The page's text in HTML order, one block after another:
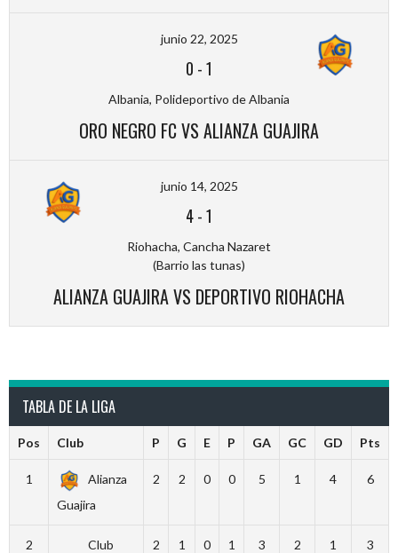
junio 22, 2025
0 -1
Albania, Polideportivo de Albania
ORO NEGRO FC VS ALIANZA GUAJIRA
junio 14, 2025
4-1
Riohacha, Cancha Nazaret
(Barrio las tunas)
ALIANZA GUAJIRA VS DEPORTIVO RIOHACHA
TABLA DE LA LIGA
Pos Club P G E P GA GC GD Pts
1
Alianza
Guajira
2 2 0 0 5 1 4 6
2
Club
2 1 0 1 3 2 1 3